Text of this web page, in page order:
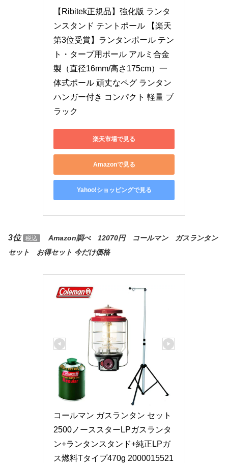
【Ribitek正規品】強化版 ランタ
ンスタンド テントポール 【楽天
第3位受賞】ランタンポール テン
ト・タープ用ポール アルミ合金
製（直径16mm/高さ175cm）一
体式ポール 頑丈なペグ ランタン
ハンガー付き コンパクト 軽量 ブ
ラック
楽天市場で見る
Amazonで見る
Yahoo!ショッピングで見る
3位 税込
Amazon調べ 12070円 コールマン ガスランタン
セット お得セット 今だけ価格
コールマン ガスランタン セット
2500ノーススターLPガスランタ
ン+ランタンスタンド+純正LPガ
ス燃料Tタイプ470g 2000015521